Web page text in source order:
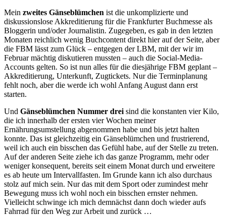
Mein zweites Gänseblümchen ist die unkomplizierte und
diskussionslose Akkreditierung für die Frankfurter Buchmesse als
Bloggerin und/oder Journalistin. Zugegeben, es gab in den letzten
Monaten reichlich wenig Buchcontent direkt hier auf der Seite, aber
die FBM lässt zum Glück – entgegen der LBM, mit der wir im
Februar mächtig diskutieren mussten – auch die Social-Media-
Accounts gelten. So ist nun alles für die diesjährige FBM geplant –
Akkreditierung, Unterkunft, Zugtickets. Nur die Terminplanung
fehlt noch, aber die werde ich wohl Anfang August dann erst
starten.
Und Gänseblümchen Nummer drei sind die konstanten vier Kilo,
die ich innerhalb der ersten vier Wochen meiner
Ernährungsumstellung abgenommen habe und bis jetzt halten
konnte. Das ist gleichzeitig ein Gänseblümchen und frustrierend,
weil ich auch ein bisschen das Gefühl habe, auf der Stelle zu treten.
Auf der anderen Seite ziehe ich das ganze Programm, mehr oder
weniger konsequent, bereits seit einem Monat durch und erweitere
es ab heute um Intervallfasten. Im Grunde kann ich also durchaus
stolz auf mich sein. Nur das mit dem Sport oder zumindest mehr
Bewegung muss ich wohl noch ein bisschen ernster nehmen.
Vielleicht schwinge ich mich demnächst dann doch wieder aufs
Fahrrad für den Weg zur Arbeit und zurück …